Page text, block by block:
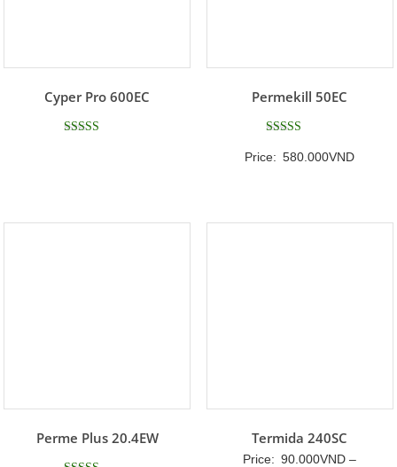
Cyper Pro 600EC Permekill 50EC
hạng
Price: 580.000VND
Perme Plus 20.4EW Termida 240SC
Price: 90.000VND –